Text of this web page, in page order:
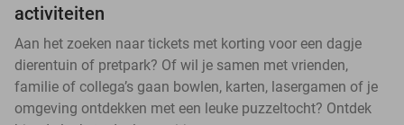
activiteiten
Aan het zoeken naar tickets met korting voor een dagje
dierentuin of pretpark? Of wil je samen met vrienden,
familie of collega’s gaan bowlen, karten, lasergamen of je
omgeving ontdekken met een leuke puzzeltocht? Ontdek